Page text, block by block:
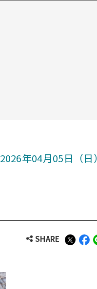
2026年04月05日（日）
SHARE